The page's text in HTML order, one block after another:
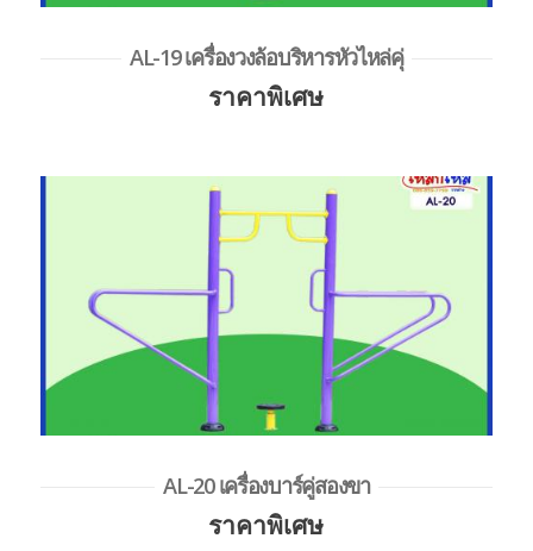
AL-19 เครื่องวงล้อบริหารหัวไหล่คุ่
ราคาพิเศษ
AL-20 เครื่องบาร์คู่สองขา
ราคาพิเศษ